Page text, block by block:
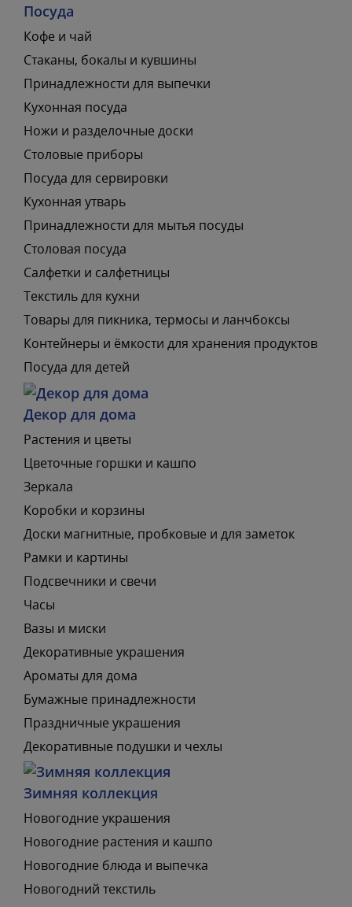
Посуда
Кофе и чай
Стаканы, бокалы и кувшины
Принадлежности для выпечки
Кухонная посуда
Ножи и разделочные доски
Столовые приборы
Посуда для сервировки
Кухонная утварь
Принадлежности для мытья посуды
Столовая посуда
Салфетки и салфетницы
Текстиль для кухни
Товары для пикника, термосы и ланчбоксы
Контейнеры и ёмкости для хранения продуктов
Посуда для детей
Декор для дома
Растения и цветы
Цветочные горшки и кашпо
Зеркала
Коробки и корзины
Доски магнитные, пробковые и для заметок
Рамки и картины
Подсвечники и свечи
Часы
Вазы и миски
Декоративные украшения
Ароматы для дома
Бумажные принадлежности
Праздничные украшения
Декоративные подушки и чехлы
Зимняя коллекция
Новогодние украшения
Новогодние растения и кашпо
Новогодние блюда и выпечка
Новогодний текстиль